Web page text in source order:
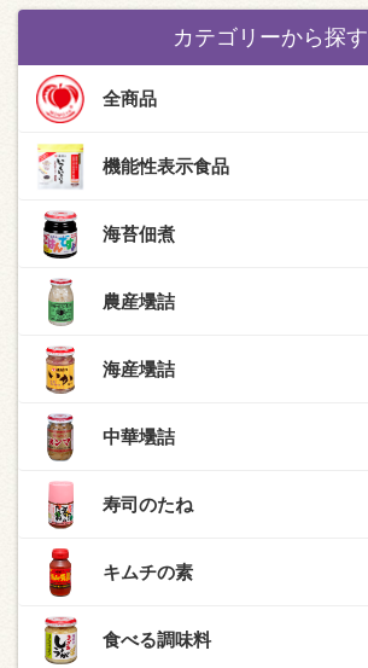
カテゴリーから探す
全商品
機能性表示食品
海苔佃煮
農産壜詰
海産壜詰
中華壜詰
寿司のたね
キムチの素
食べる調味料